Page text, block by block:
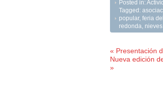
Posted in:
Tagged:
popular, feria
redonda
« Presentación
Nueva edición
»